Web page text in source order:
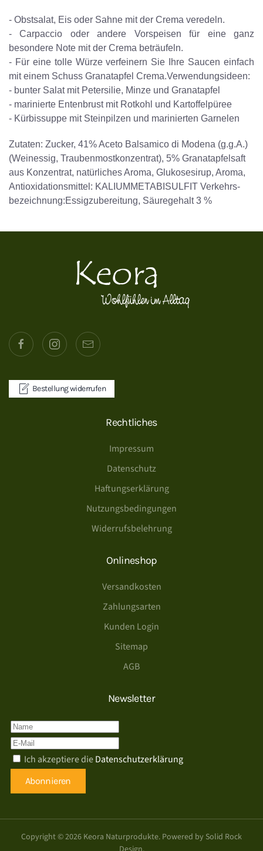
- Obstsalat, Eis oder Sahne mit der Crema veredeln.
- Carpaccio oder andere Vorspeisen für eine ganz
besondere Note mit der Crema beträufeln.
- Für eine tolle Würze verfeinern Sie Ihre Saucen einfach
mit einem Schuss Granatapfel Crema.Verwendungsideen:
- bunter Salat mit Petersilie, Minze und Granatapfel
- marinierte Entenbrust mit Rotkohl und Kartoffelpüree
- Kürbissuppe mit Steinpilzen und marinierten Garnelen
Zutaten: Zucker, 41% Aceto Balsamico di Modena (g.g.A.)
(Weinessig, Traubenmostkonzentrat), 5% Granatapfelsaft
aus Konzentrat, natürliches Aroma, Glukosesirup, Aroma,
Antioxidationsmittel: KALIUMMETABISULFIT Verkehrs­
bezeichnung:Essigzubereitung, Säuregehalt 3 %
Bestellung widerrufen
Rechtliches
Impressum
Datenschutz
Haftungserklärung
Nutzungsbedingungen
Widerrufsbelehrung
Onlineshop
Versandkosten
Zahlungsarten
Kunden Login
Sitemap
AGB
Newsletter
Ich akzeptiere dieDatenschutzerklärung
Abonnieren
Copyright ©2026 Keora Naturprodukte. Powered by Solid Rock